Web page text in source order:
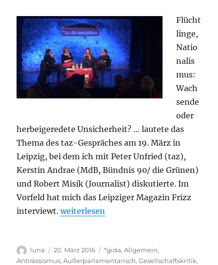
LINKEN
Arbeitsgesellschaft“
Flücht
linge,
Natio
nalis
mus:
Wach
sende
oder
herbeigeredete Unsicherheit? … lautete das
Thema des taz-Gespräches am 19. März in
Leipzig, bei dem ich mit Peter Unfried (taz),
Kerstin Andrae (MdB, Bündnis 90/ die Grünen)
und Robert Misik (Journalist) diskutierte. Im
Vorfeld hat mich das Leipziger Magazin Frizz
interviewt.„Gegenbild zum Rechtspopulismus
weiterlesen
Autor
luna
Veröffentlicht
am
20. März 2016 Kategorien
*gida,Allgemein,
Antirassismus,Außerparlamentarisch,Gesellschaftskritik,